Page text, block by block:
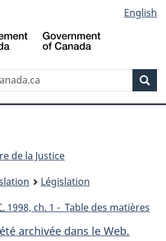
au
contenu
propos
de
la
HTML
simplifiée
English
de la Justice
Législation
1998, ch. 1 - Table des matières
archivée dans le Web.